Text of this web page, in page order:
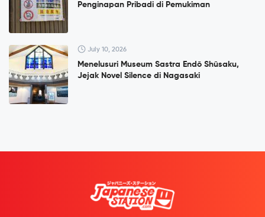
Penginapan Pribadi di Pemukiman
July 10, 2026
Menelusuri Museum Sastra Endō Shūsaku,
Jejak Novel Silence di Nagasaki